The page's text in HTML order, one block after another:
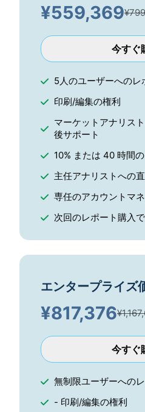
¥559,369
今すぐ
5人のユーザーへのレ
印刷/編集の権利
マーケットアナリス
後サポート
10% または 40 時間
主任アナリストへの
専任のアカウントマ
次回のレポート購入
エンタープライズ
¥817,376
今すぐ
無制限ユーザーへの
- 印刷/編集の権利